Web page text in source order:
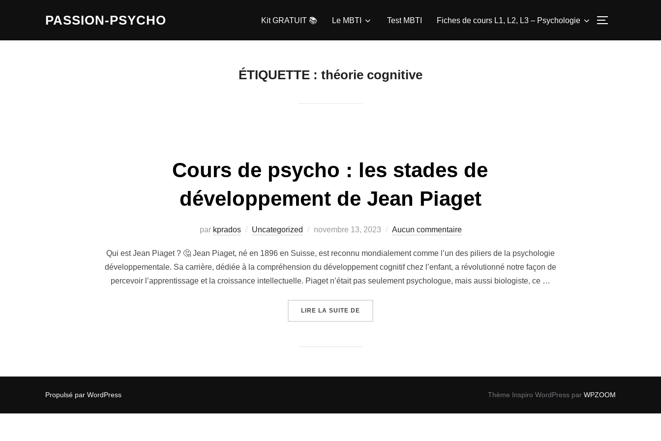
PASSION-PSYCHO Kit GRATUIT 📚 Le MBTI Test MBTI Fiches de cours L1, L2, L3 – Psychologie PERMUTER
ÉTIQUETTE : théorie cognitive
Cours de psycho : les stades de
développement de Jean Piaget
par kprados Uncategorized
Publié
novembre 13, 2023 Aucun commentaire
Qui est Jean Piaget ? 🤔 Jean Piaget, né en 1896 en Suisse, est reconnu mondialement comme l’un des piliers de la psychologie
développementale. Sa carrière, dédiée à la compréhension du développement cognitif chez l’enfant, a révolutionné notre façon de
percevoir l’apprentissage et la croissance intellectuelle. Piaget n’était pas seulement psychologue, mais aussi biologiste, ce …
LIRE LA SUITE DE
Propulsé par WordPress Thème Inspiro WordPress par WPZOOM